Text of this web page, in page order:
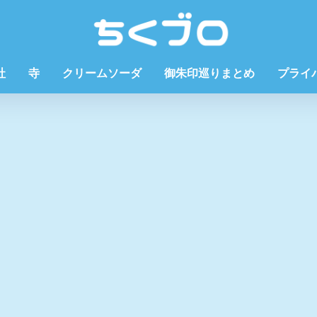
寺 クリームソーダ 御朱印巡りまとめ プライ